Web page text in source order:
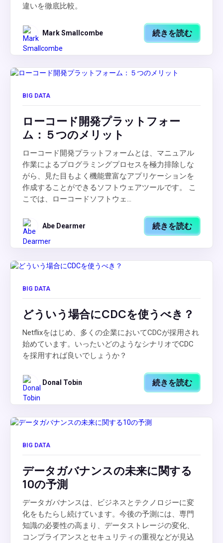
違いを徹底比較。
Mark Smallcombe 続きを読む
BIG DATA
ローコード開発プラットフォー
ム：５つのメリット
ローコード開発プラットフォームとは、マニュアル
作業によるプログラミングプロセスを極力排除しな
がら、見た目もよく機能豊富なアプリケーションを
作成することができるソフトウェアツールです。 こ
こでは、ローコードソフトウェ...
Abe Dearmer 続きを読む
BIG DATA
どういう場合にCDCを使うべき？
Netflixをはじめ、多くの企業においてCDCが採用され
始めています。いったいどのようなシナリオでCDC
を採用すれば良いでしょうか？
Donal Tobin 続きを読む
BIG DATA
データガバナンスの未来に関する
10の予測
データガバナンスは、ビジネスとテクノロジーに変
化をもたらし続けています。今後の予測には、専門
知識の必要性の高まり、データストレージの変化、
コンプライアンスとセキュリティの重視などが見込